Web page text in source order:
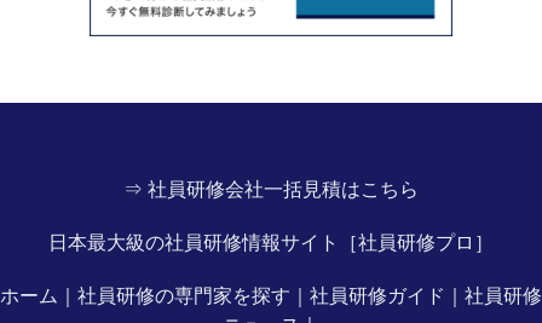
⇒ 社員研修会社一括見積はこちら
日本最大級の社員研修情報サイト［社員研修プロ］
ホーム 社員研修の専門家を探す 社員研修ガイド
社員研修